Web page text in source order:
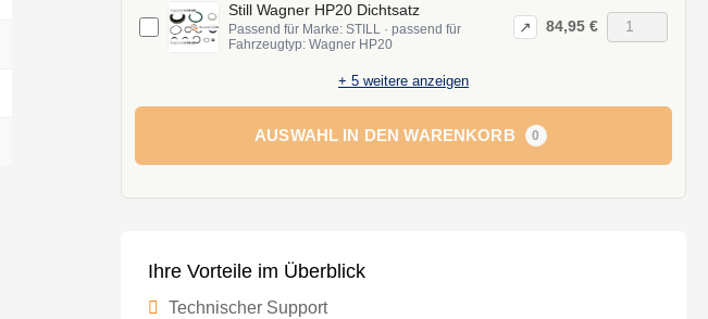
Still Wagner HP20 Dichtsatz
Passend für Marke: STILL · passend für
Fahrzeugtyp: Wagner HP20
↗ 84,95 €
+ 5 weitere anzeigen
AUSWAHL IN DEN WARENKORB 0
Ihre Vorteile im Überblick
Technischer Support